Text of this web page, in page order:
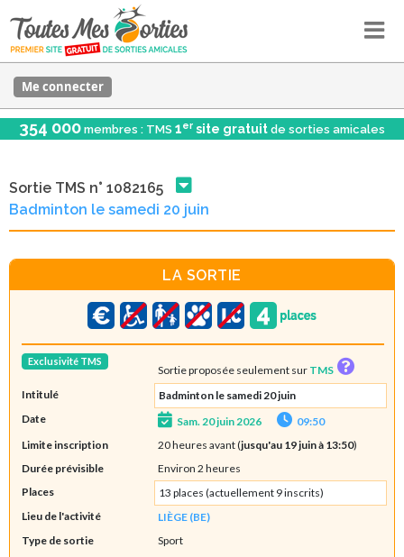
Me connecter
354 000 membres : TMS 1er site gratuit de sorties amicales
Sortie TMS n° 1082165
Badminton le samedi 20 juin
LA SORTIE
Exclusivité TMS
Sortie proposée seulement sur TMS
Intitulé
Badminton le samedi 20 juin
Date
Sam. 20 juin 2026
09:50
Limite inscription
20 heures avant (jusqu'au 19 juin à 13:50)
Durée prévisible
Environ 2 heures
Places
13 places (actuellement 9 inscrits)
Lieu de l'activité
LIÈGE (BE)
Type de sortie
Sport